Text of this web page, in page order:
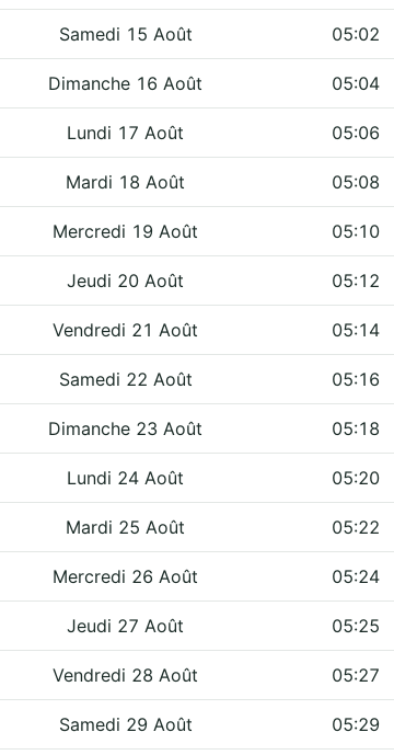
Samedi 15 Août 05:02
Dimanche 16 Août 05:04
Lundi 17 Août 05:06
Mardi 18 Août 05:08
Mercredi 19 Août 05:10
Jeudi 20 Août 05:12
Vendredi 21 Août 05:14
Samedi 22 Août 05:16
Dimanche 23 Août 05:18
Lundi 24 Août 05:20
Mardi 25 Août 05:22
Mercredi 26 Août 05:24
Jeudi 27 Août 05:25
Vendredi 28 Août 05:27
Samedi 29 Août 05:29